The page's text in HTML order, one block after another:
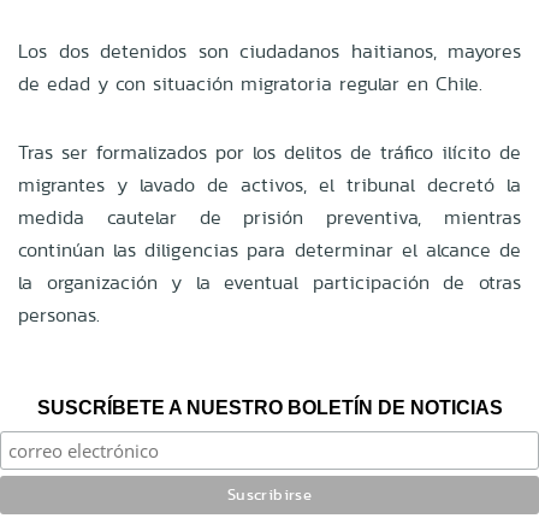
Los dos detenidos son ciudadanos haitianos, mayores
de edad y con situación migratoria regular en Chile.
Tras ser formalizados por los delitos de tráfico ilícito de
migrantes y lavado de activos, el tribunal decretó la
medida cautelar de prisión preventiva, mientras
continúan las diligencias para determinar el alcance de
la organización y la eventual participación de otras
personas.
SUSCRÍBETE A NUESTRO BOLETÍN DE NOTICIAS